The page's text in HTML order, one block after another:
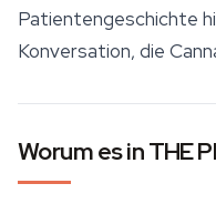
Patientengeschichte
Konversation, die
Worum es in THE